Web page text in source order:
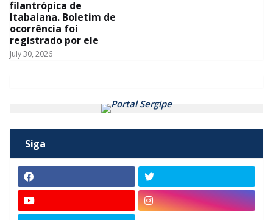
filantrópica de
Itabaiana. Boletim de
ocorrência foi
registrado por ele
July 30, 2026
Siga